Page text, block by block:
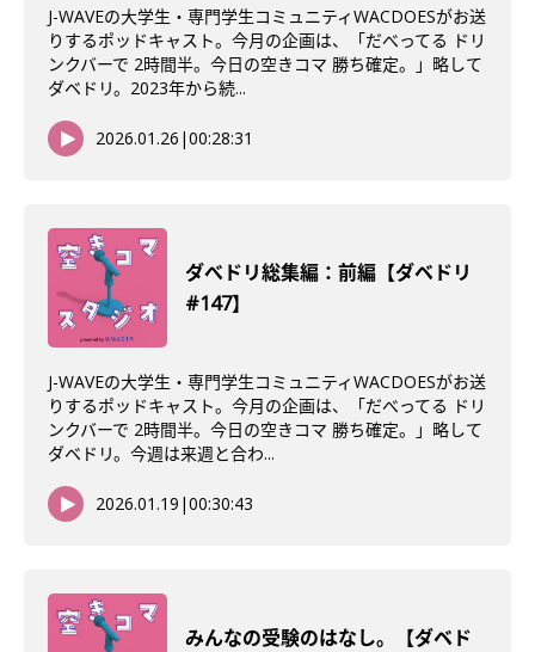
J-WAVEの大学生・専門学生コミュニティWACDOESがお送
りするポッドキャスト。今月の企画は、「だべってる ドリ
ンクバーで 2時間半。今日の空きコマ 勝ち確定。」略して
ダベドリ。2023年から続...
2026.01.26 |00:28:31
ダべドリ総集編：前編【ダベドリ
#147】
J-WAVEの大学生・専門学生コミュニティWACDOESがお送
りするポッドキャスト。今月の企画は、「だべってる ドリ
ンクバーで 2時間半。今日の空きコマ 勝ち確定。」略して
ダベドリ。今週は来週と合わ...
2026.01.19 |00:30:43
みんなの受験のはなし。【ダベド